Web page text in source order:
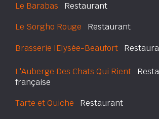
Le Barabas Restaurant
Le Sorgho Rouge Restaurant
Brasserie lElysée-Beaufort
L'Auberge Des Chats Qui Rient
française
Tarte et Quiche Restaurant